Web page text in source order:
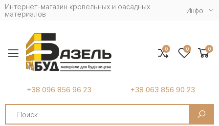
Интернет-магазин кровельных и фасадных
материалов
Инфо
Toggle mobile menu
+38 096 856 96 23 +38 063 856 90 23
Search
0 0 0